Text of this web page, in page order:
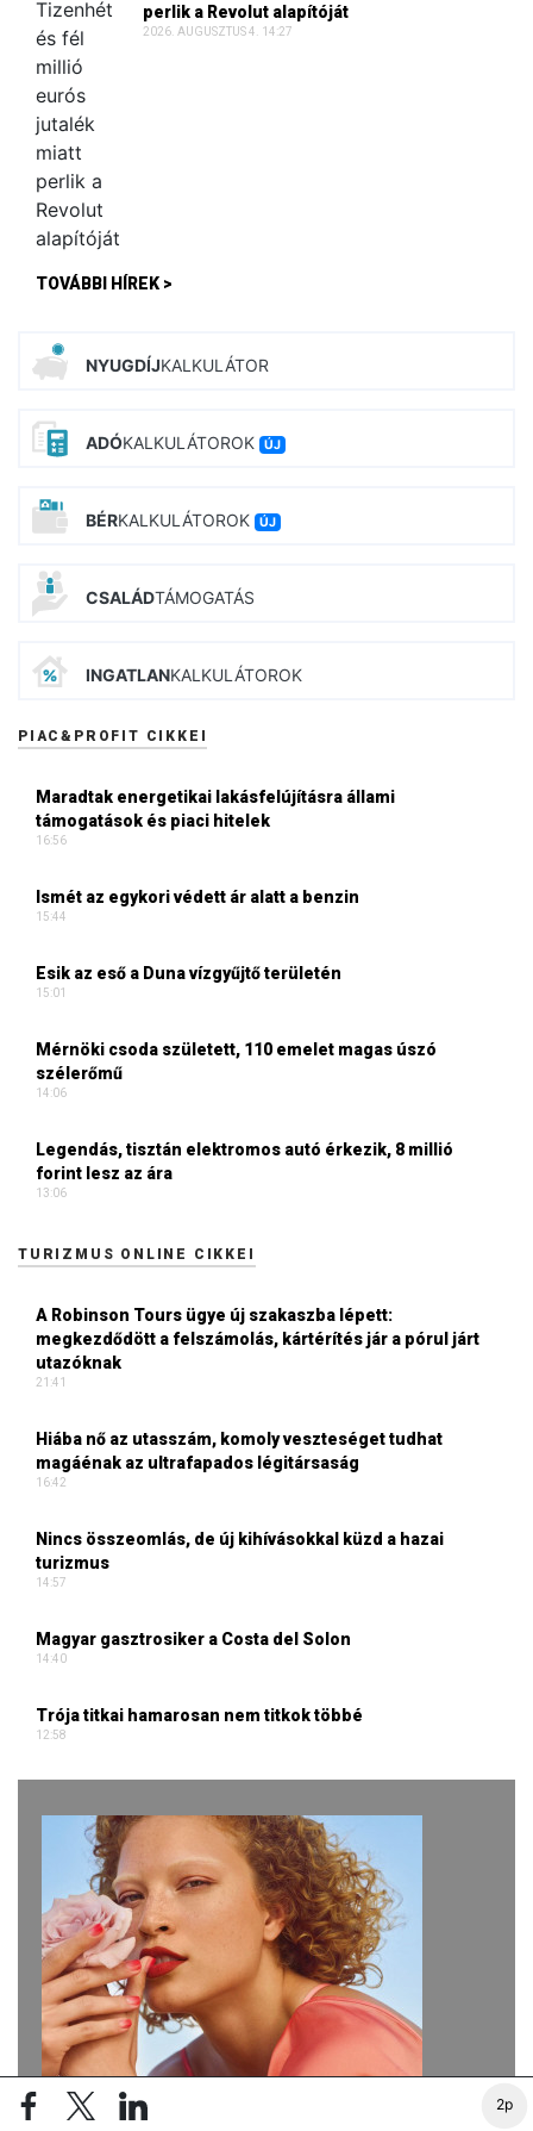
2p
perlik a Revolut alapítóját
2026. AUGUSZTUS 4. 14:27
TOVÁBBI HÍREK >
NYUGDÍJKALKULÁTOR
ADÓKALKULÁTOROK ÚJ
BÉRKALKULÁTOROK ÚJ
CSALÁDTÁMOGATÁS
INGATLANKALKULÁTOROK
PIAC&PROFIT CIKKEI
Maradtak energetikai lakásfelújításra állami
támogatások és piaci hitelek
16:56
Ismét az egykori védett ár alatt a benzin
15:44
Esik az eső a Duna vízgyűjtő területén
15:01
Mérnöki csoda született, 110 emelet magas úszó
szélerőmű
14:06
Legendás, tisztán elektromos autó érkezik, 8 millió
forint lesz az ára
13:06
TURIZMUS ONLINE CIKKEI
A Robinson Tours ügye új szakaszba lépett:
megkezdődött a felszámolás, kártérítés jár a pórul járt
utazóknak
21:41
Hiába nő az utasszám, komoly veszteséget tudhat
magáénak az ultrafapados légitársaság
16:42
Nincs összeomlás, de új kihívásokkal küzd a hazai
turizmus
14:57
Magyar gasztrosiker a Costa del Solon
14:40
Trója titkai hamarosan nem titkok többé
12:58